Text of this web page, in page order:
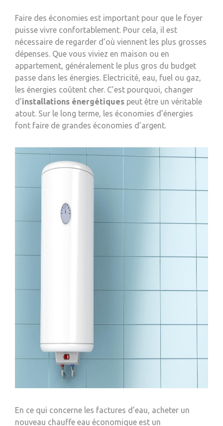
Faire des économies est important pour que le foyer
puisse vivre confortablement. Pour cela, il est
nécessaire de regarder d’où viennent les plus grosses
dépenses. Que vous viviez en maison ou en
appartement, généralement le plus gros du budget
passe dans les énergies. Electricité, eau, fuel ou gaz,
les énergies coûtent cher. C’est pourquoi, changer
d’installations énergétiques peut être un véritable
atout. Sur le long terme, les économies d’énergies
font faire de grandes économies d’argent.
En ce qui concerne les factures d’eau, acheter un
nouveau chauffe eau économique est un